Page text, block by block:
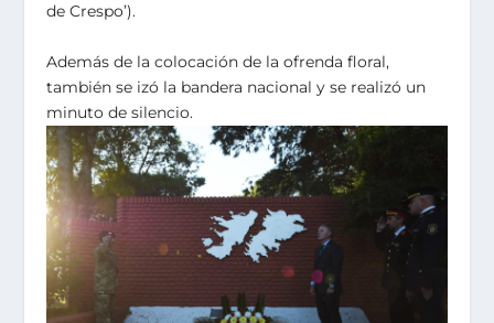
de Crespo’).
Además de la colocación de la ofrenda floral,
también se izó la bandera nacional y se realizó un
minuto de silencio.